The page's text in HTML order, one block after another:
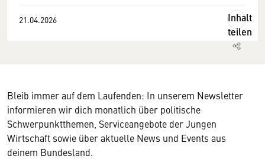
21.04.2026
Inhalt
teilen
Bleib immer auf dem Laufenden: In unserem Newsletter
informieren wir dich monatlich über politische
Schwerpunktthemen, Serviceangebote der Jungen
Wirtschaft sowie über aktuelle News und Events aus
deinem Bundesland.